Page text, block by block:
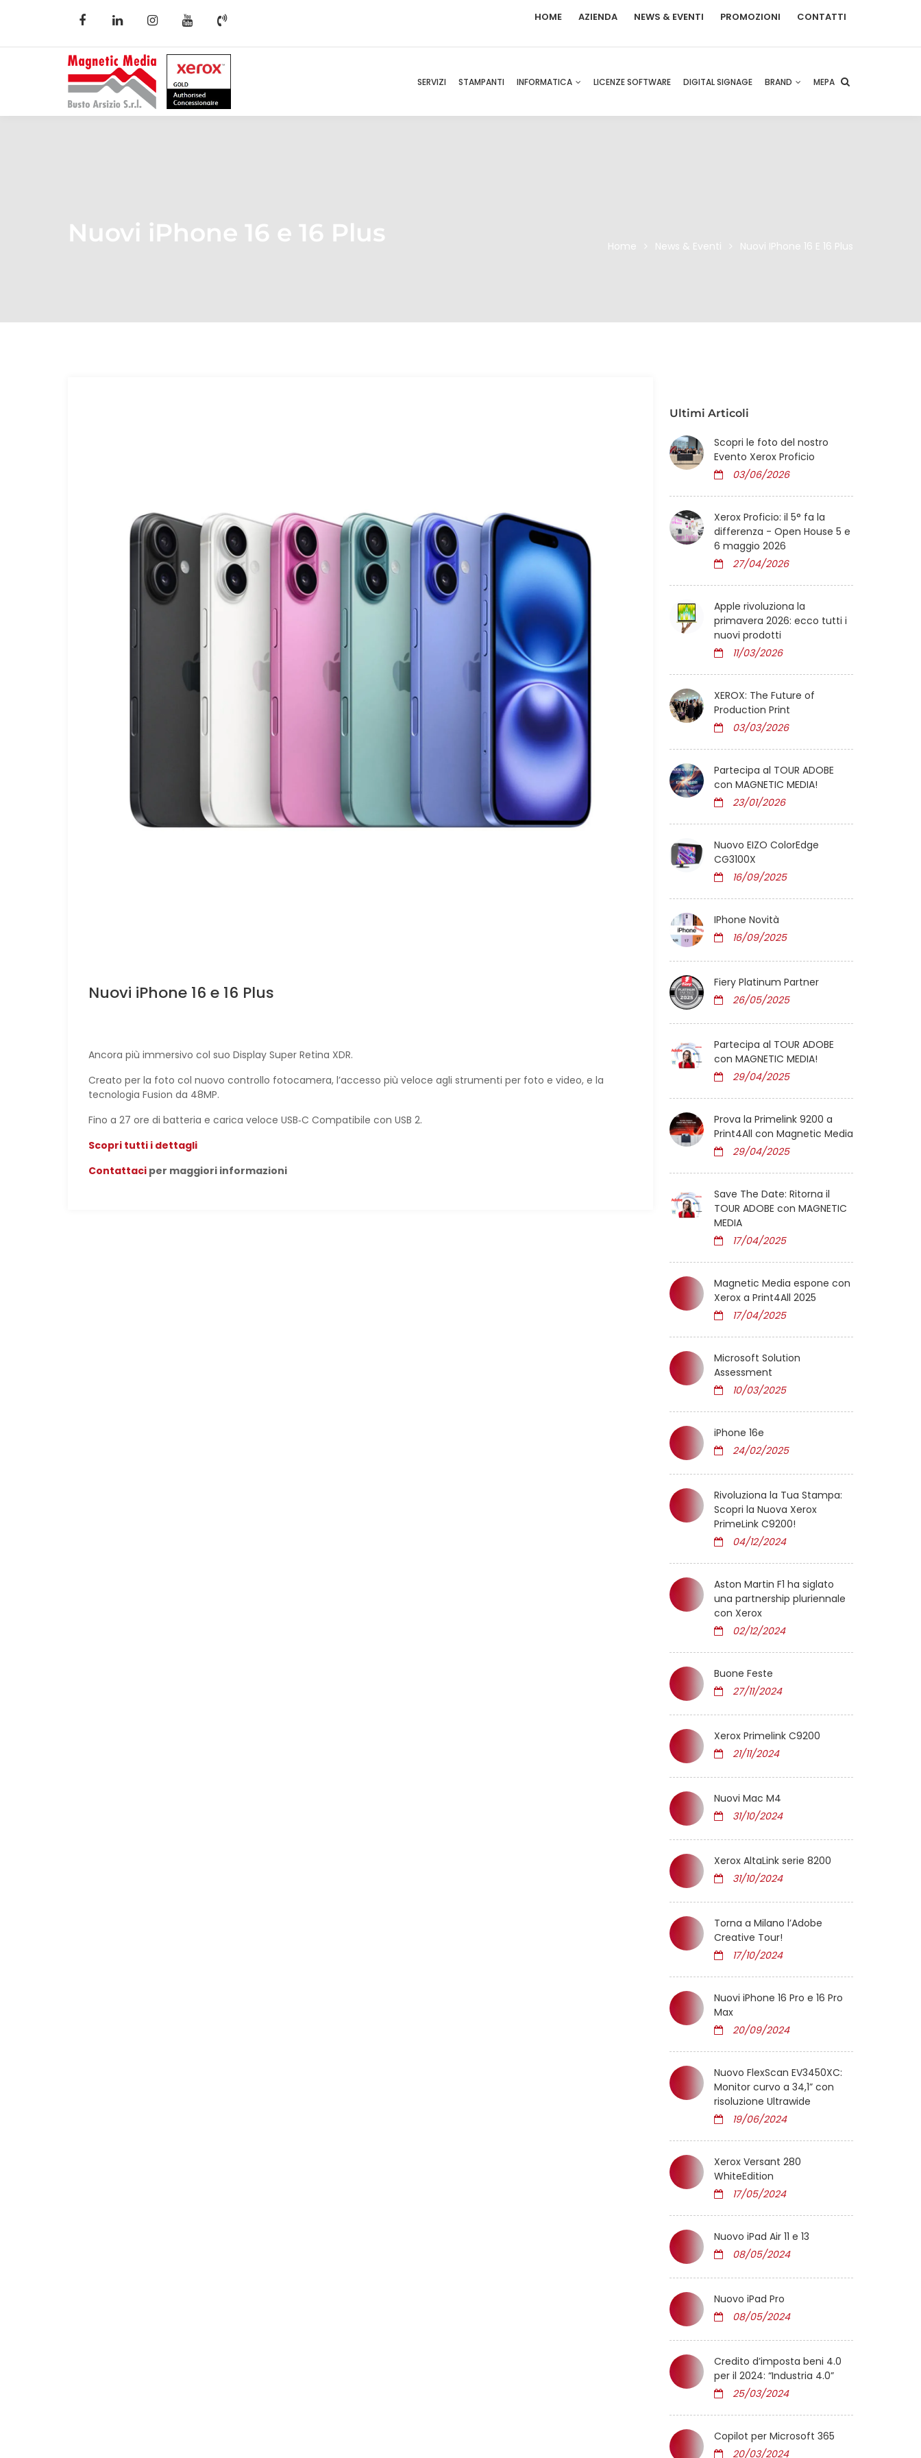
HOME AZIENDA NEWS & EVENTI PROMOZIONI CONTATTI
SERVIZI STAMPANTI INFORMATICA LICENZE SOFTWARE DIGITAL SIGNAGE BRAND MEPA
Nuovi iPhone 16 e 16 Plus Home News & Eventi Nuovi IPhone 16 E 16 Plus
Nuovi iPhone 16 e 16 Plus
Ancora più immersivo col suo Display Super Retina XDR.
Creato per la foto col nuovo controllo fotocamera, l’accesso più veloce agli strumenti per foto e video, e la
tecnologia Fusion da 48MP.
Fino a 27 ore di batteria e carica veloce USB‑C Compatibile con USB 2.
Scopri tutti i dettagli
Contattaci per maggiori informazioni
Ultimi Articoli
Scopri le foto del nostro
Evento Xerox Proficio
03/06/2026
Xerox Proficio: il 5° fa la
differenza - Open House 5 e
6 maggio 2026
27/04/2026
Apple rivoluziona la
primavera 2026: ecco tutti i
nuovi prodotti
11/03/2026
XEROX: The Future of
Production Print
03/03/2026
Partecipa al TOUR ADOBE
con MAGNETIC MEDIA!
23/01/2026
Nuovo EIZO ColorEdge
CG3100X
16/09/2025
IPhone Novità
16/09/2025
Fiery Platinum Partner
26/05/2025
Partecipa al TOUR ADOBE
con MAGNETIC MEDIA!
29/04/2025
Prova la Primelink 9200 a
Print4All con Magnetic Media
29/04/2025
Save The Date: Ritorna il
TOUR ADOBE con MAGNETIC
MEDIA
17/04/2025
Magnetic Media espone con
Xerox a Print4All 2025
17/04/2025
Microsoft Solution
Assessment
10/03/2025
iPhone 16e
24/02/2025
Rivoluziona la Tua Stampa:
Scopri la Nuova Xerox
PrimeLink C9200!
04/12/2024
Aston Martin F1 ha siglato
una partnership pluriennale
con Xerox
02/12/2024
Buone Feste
27/11/2024
Xerox Primelink C9200
21/11/2024
Nuovi Mac M4
31/10/2024
Xerox AltaLink serie 8200
31/10/2024
Torna a Milano l’Adobe
Creative Tour!
17/10/2024
Nuovi iPhone 16 Pro e 16 Pro
Max
20/09/2024
Nuovo FlexScan EV3450XC:
Monitor curvo a 34,1” con
risoluzione Ultrawide
19/06/2024
Xerox Versant 280
WhiteEdition
17/05/2024
Nuovo iPad Air 11 e 13
08/05/2024
Nuovo iPad Pro
08/05/2024
Credito d’imposta beni 4.0
per il 2024: “Industria 4.0”
25/03/2024
Copilot per Microsoft 365
20/03/2024